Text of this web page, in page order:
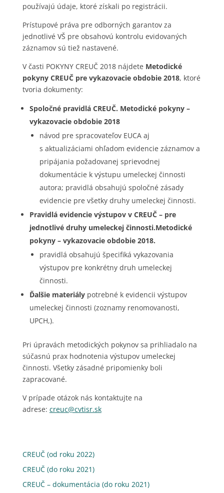
používajú údaje, ktoré získali po registrácii.
Prístupové práva pre odborných garantov za
jednotlivé VŠ pre obsahovú kontrolu evidovaných
záznamov sú tiež nastavené.
V časti POKYNY CREUČ 2018 nájdete Metodické
pokyny CREUČ pre vykazovacie obdobie 2018, ktoré
tvoria dokumenty:
Spoločné pravidlá CREUČ. Metodické pokyny –
vykazovacie obdobie 2018
návod pre spracovateľov EUCA aj
s aktualizáciami ohľadom evidencie záznamov a
pripájania požadovanej sprievodnej
dokumentácie k výstupu umeleckej činnosti
autora; pravidlá obsahujú spoločné zásady
evidencie pre všetky druhy umeleckej činnosti.
Pravidlá evidencie výstupov v CREUČ – pre
jednotlivé druhy umeleckej činnosti.Metodické
pokyny – vykazovacie obdobie 2018.
pravidlá obsahujú špecifiká vykazovania
výstupov pre konkrétny druh umeleckej
činnosti.
Ďalšie materiálypotrebné k evidencii výstupov
umeleckej činnosti (zoznamy renomovanosti,
UPCH,).
Pri úpravách metodických pokynov sa prihliadalo na
súčasnú prax hodnotenia výstupov umeleckej
činnosti. Všetky zásadné pripomienky boli
zapracované.
V prípade otázok nás kontaktujte na
adrese: creuc@cvtisr.sk
CREUČ (od roku 2022)
CREUČ (do roku 2021)
CREUČ – dokumentácia (do roku 2021)